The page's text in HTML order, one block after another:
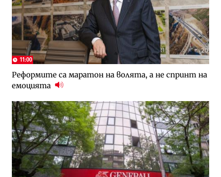
11:00
Реформите са маратон на волята, а не спринт на
емоцията